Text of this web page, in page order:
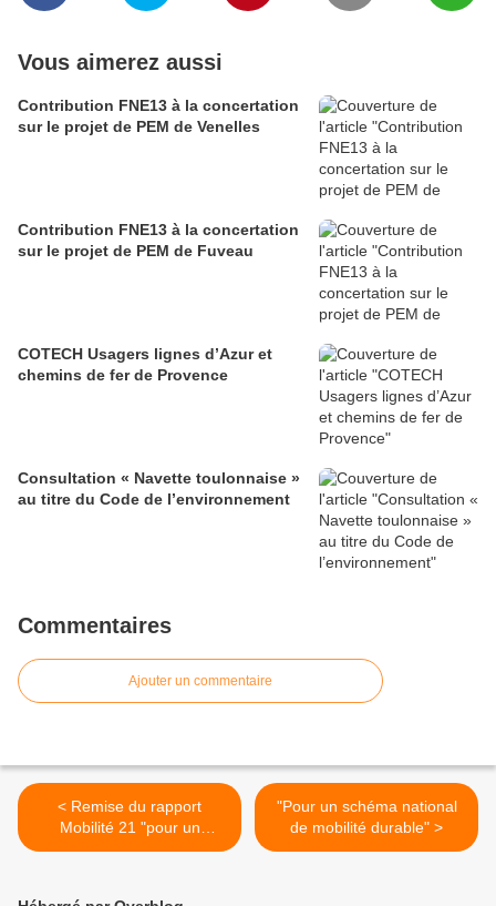
Vous aimerez aussi
Contribution FNE13 à la concertation
sur le projet de PEM de Venelles
Contribution FNE13 à la concertation
sur le projet de PEM de Fuveau
COTECH Usagers lignes d’Azur et
chemins de fer de Provence
Consultation « Navette toulonnaise »
au titre du Code de l’environnement
Commentaires
Ajouter un commentaire
< Remise du rapport
Mobilité 21 "pour un
schéma national de mobilité
"Pour un schéma national
de mobilité durable" >